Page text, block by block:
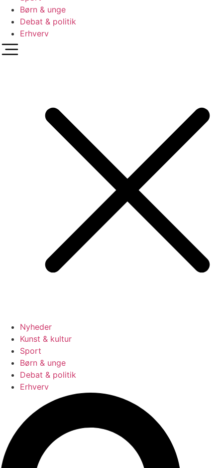
Børn & unge
Debat & politik
Erhverv
Nyheder
Kunst & kultur
Sport
Børn & unge
Debat & politik
Erhverv